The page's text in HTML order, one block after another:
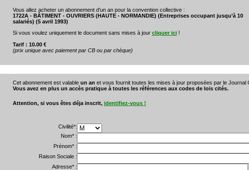
Vous allez acheter un abonnement d'un an pour la convention collective :
1722A - BÂTIMENT - OUVRIERS (HAUTE - NORMANDIE) (Entreprises occupant jusqu’à 10
salariés) (5 avril 1993)
Si vous voulez uniquement le document sans mises à jour cliquer ici !
Tarif : 10.00 €
(prix unique avec paiement par CB ou par chèque)
Cet abonnement est valable un an et vous fournit toutes les mises à jour proposées par le Journal
Vous avez en plus un accès pratique à toutes les références aux codes de lois cités.
Attention, si vous êtes déja inscrit, identifiez-vous !
Civilité*:
Nom* :
Prénom* :
Raison Sociale :
Adresse* :